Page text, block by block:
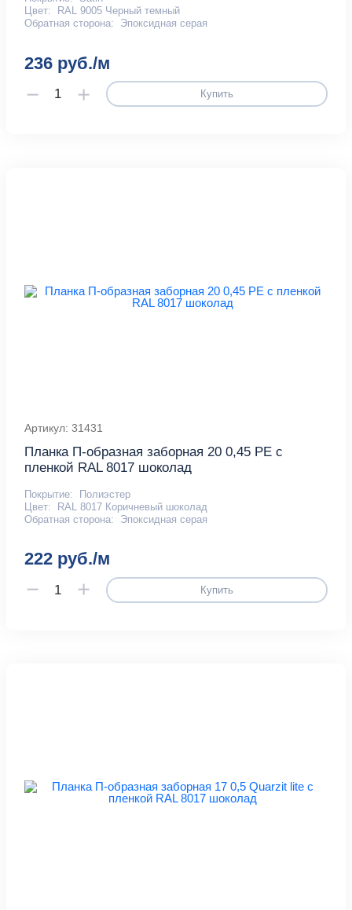
Цвет:
RAL 9005 Черный темный
Обратная сторона:
Эпоксидная серая
236 руб./м
Купить
Артикул: 31431
Планка П-образная заборная 20 0,45 PE с
пленкой RAL 8017 шоколад
Покрытие:
Полиэстер
Цвет:
RAL 8017 Коричневый шоколад
Обратная сторона:
Эпоксидная серая
222 руб./м
Купить